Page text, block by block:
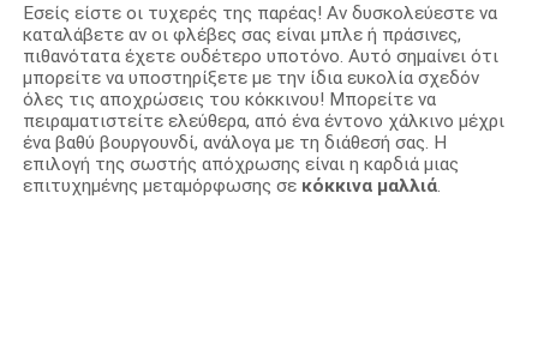
Εσείς είστε οι τυχερές της παρέας! Αν δυσκολεύεστε να
καταλάβετε αν οι φλέβες σας είναι μπλε ή πράσινες,
πιθανότατα έχετε ουδέτερο υποτόνο. Αυτό σημαίνει ότι
μπορείτε να υποστηρίξετε με την ίδια ευκολία σχεδόν
όλες τις αποχρώσεις του κόκκινου! Μπορείτε να
πειραματιστείτε ελεύθερα, από ένα έντονο χάλκινο μέχρι
ένα βαθύ βουργουνδί, ανάλογα με τη διάθεσή σας. Η
επιλογή της σωστής απόχρωσης είναι η καρδιά μιας
επιτυχημένης μεταμόρφωσης σε κόκκινα μαλλιά.